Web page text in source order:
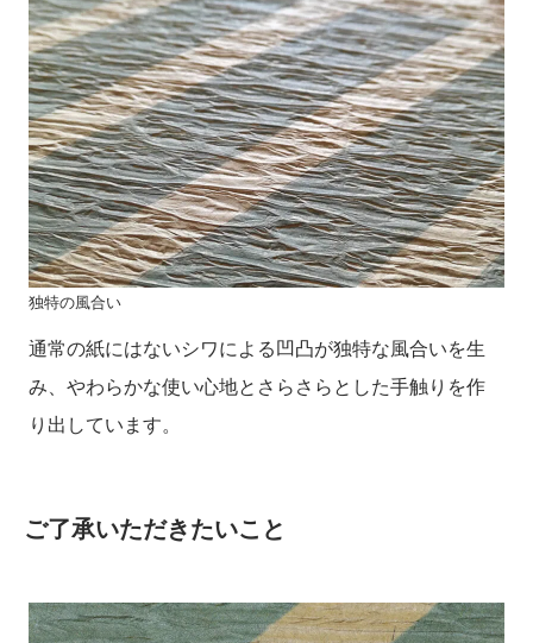
独特の風合い
通常の紙にはないシワによる凹凸が独特な風合いを生
み、やわらかな使い心地とさらさらとした手触りを作
り出しています。
ご了承いただきたいこと